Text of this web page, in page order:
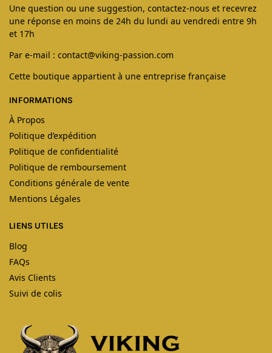
Une question ou une suggestion, contactez-nous et recevrez
une réponse en moins de 24h du lundi au vendredi entre 9h
et 17h
Par e-mail : contact@viking-passion.com
Cette boutique appartient à une entreprise française
INFORMATIONS
À Propos
Politique d’expédition
Politique de confidentialité
Politique de remboursement
Conditions générale de vente
Mentions Légales
LIENS UTILES
Blog
FAQs
Avis Clients
Suivi de colis